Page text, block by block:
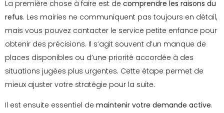
La première chose à faire est de comprendre les raisons du
refus. Les mairies ne communiquent pas toujours en détail,
mais vous pouvez contacter le service petite enfance pour
obtenir des précisions. Il s’agit souvent d’un manque de
places disponibles ou d’une priorité accordée à des
situations jugées plus urgentes. Cette étape permet de
mieux ajuster votre stratégie pour la suite.
Il est ensuite essentiel de maintenir votre demande active.